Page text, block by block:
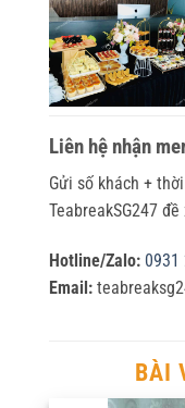
Liên hệ nhận
Gửi số khách +
TeabreakSG247
Hotline/Zalo: 0931
Email:
BÀI